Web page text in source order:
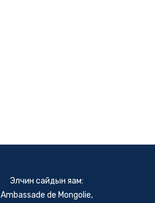
Элчин сайдын яам:
Ambassade de Mongolie,